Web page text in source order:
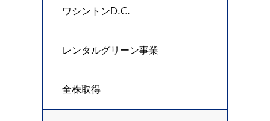
ワシントンD.C.
レンタルグリーン事業
全株取得